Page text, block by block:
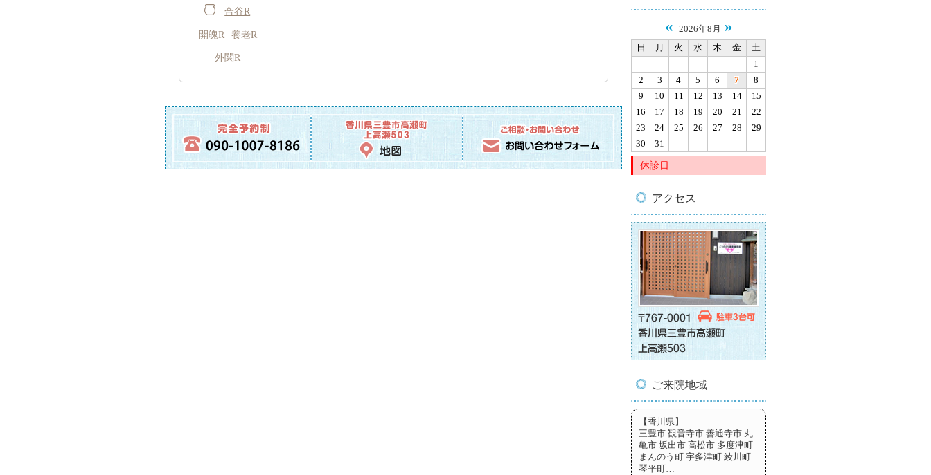
合谷R
開魄R 養老R
外関R
« 2026年8月 »
日 月 火 水 木 金
土
1
2
3 4 5 6 7
8
9
10 11 12 13 14
15
16
17 18 19 20 21
22
23
24 25 26 27 28
29
30
31
休診日
アクセス
ご来院地域
【香川県】
三豊市 観音寺市 善通寺市 丸
亀市 坂出市 高松市 多度津町
まんのう町 宇多津町 綾川町
琴平町…